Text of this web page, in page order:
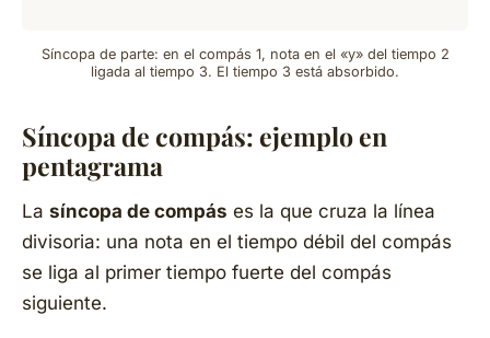
Síncopa de parte: en el compás 1, nota en el «y» del tiempo 2
ligada al tiempo 3. El tiempo 3 está absorbido.
Síncopa de compás: ejemplo en
pentagrama
La síncopa de compás es la que cruza la línea
divisoria: una nota en el tiempo débil del compás
se liga al primer tiempo fuerte del compás
siguiente.